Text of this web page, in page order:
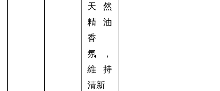
天然
精油
香
氛，
維持
清新